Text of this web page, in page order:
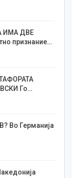
ИМА ДВЕ
признание…
Го…
Во Германија